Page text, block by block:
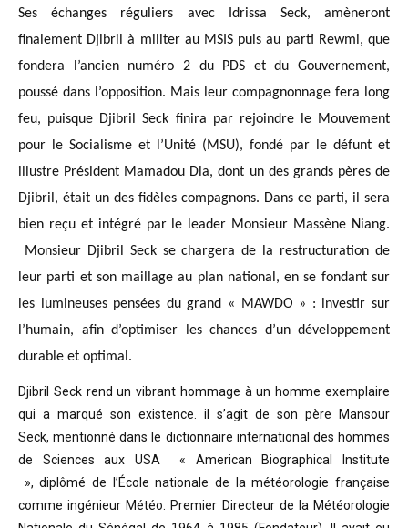
Ses échanges réguliers avec Idrissa Seck, amèneront
finalement Djibril à militer au MSIS puis au parti Rewmi, que
fondera l’ancien numéro 2 du PDS et du Gouvernement,
poussé dans l’opposition. Mais leur compagnonnage fera long
feu, puisque Djibril Seck finira par rejoindre le Mouvement
pour le Socialisme et l’Unité (MSU), fondé par le défunt et
illustre Président Mamadou Dia, dont un des grands pères de
Djibril, était un des fidèles compagnons. Dans ce parti, il sera
bien reçu et intégré par le leader Monsieur Massène Niang.
Monsieur Djibril Seck se chargera de la restructuration de
leur parti et son maillage au plan national, en se fondant sur
les lumineuses pensées du grand « MAWDO » : investir sur
l’humain, afin d’optimiser les chances d’un développement
durable et optimal.
Djibril Seck rend un vibrant hommage à un homme exemplaire
qui a marqué son existence. il s’agit de son père Mansour
Seck,mentionné dans le dictionnaire international des hommes
de Sciences aux USA « American Biographical Institute
», diplômé de l’École nationale de la météorologie française
comme ingénieur Météo. Premier Directeur de la Météorologie